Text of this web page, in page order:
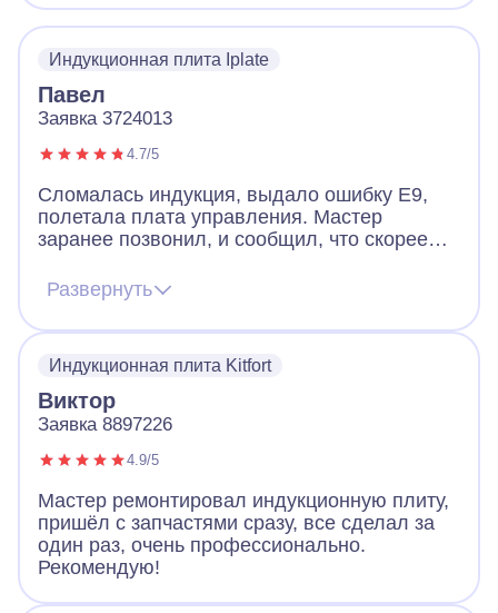
Индукционная плита Iplate
Павел
Заявка 3724013
4.7/5
Сломалась индукция, выдало ошибку Е9,
полетала плата управления. Мастер
заранее позвонил, и сообщил, что скорее
починить и без замены. Цена на платы
начинается от 12к и выше. Мастер приехал,
все продиагностировал и смог починить без
Развернуть
Индукционная плита Kitfort
Виктор
Заявка 8897226
4.9/5
Мастер ремонтировал индукционную плиту,
пришёл с запчастями сразу, все сделал за
один раз, очень профессионально.
Рекомендую!